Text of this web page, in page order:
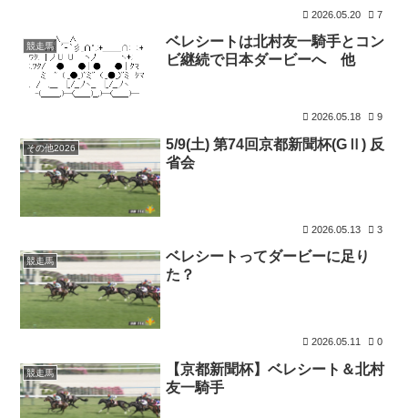
2026.05.20 7
競走馬
ベレシートは北村友一騎手とコン
ビ継続で日本ダービーへ 他
2026.05.18 9
その他2026
5/9(土) 第74回京都新聞杯(GⅡ) 反
省会
2026.05.13 3
競走馬
ベレシートってダービーに足り
た？
2026.05.11 0
競走馬
【京都新聞杯】ベレシート＆北村
友一騎手